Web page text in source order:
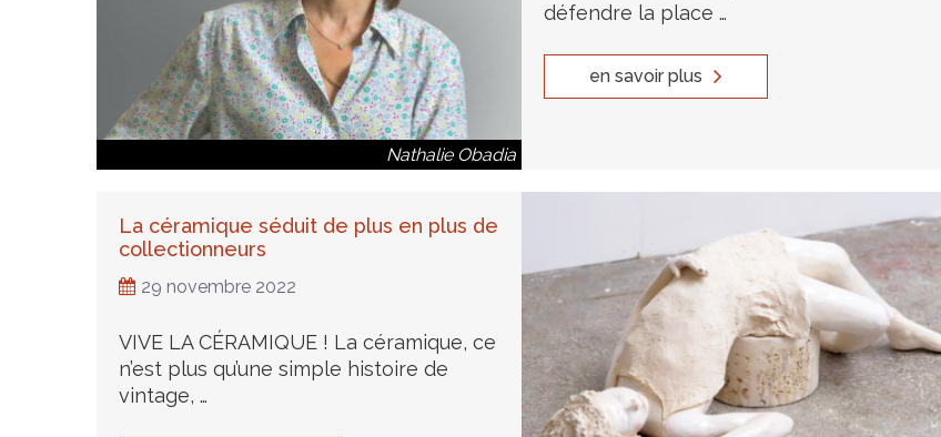
Nathalie Obadia
défendre la place …
en savoir plus
La céramique séduit de plus en plus de
collectionneurs
29 novembre 2022
VIVE LA CÉRAMIQUE ! La céramique, ce
n’est plus qu’une simple histoire de
vintage, …